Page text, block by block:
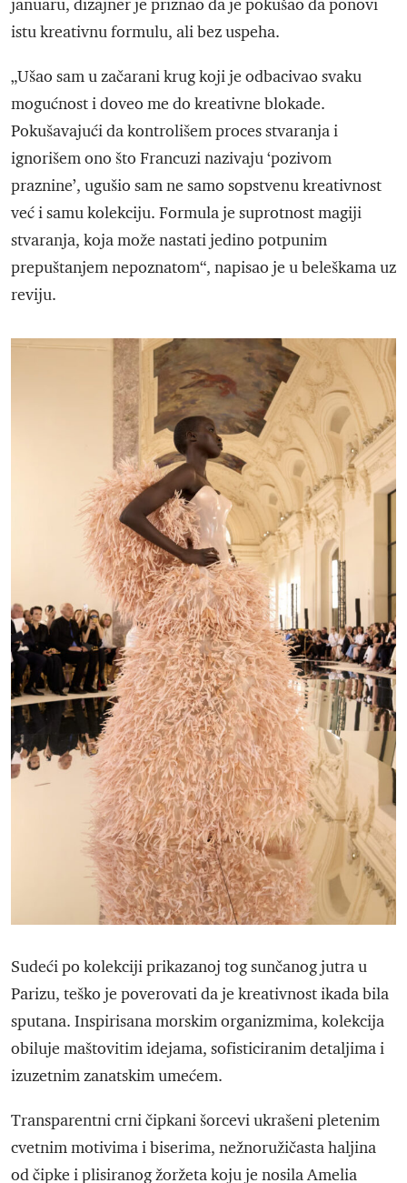
januaru, dizajner je priznao da je pokušao da ponovi
istu kreativnu formulu, ali bez uspeha.
„Ušao sam u začarani krug koji je odbacivao svaku
mogućnost i doveo me do kreativne blokade.
Pokušavajući da kontrolišem proces stvaranja i
ignorišem ono što Francuzi nazivaju ‘pozivom
praznine’, ugušio sam ne samo sopstvenu kreativnost
već i samu kolekciju. Formula je suprotnost magiji
stvaranja, koja može nastati jedino potpunim
prepuštanjem nepoznatom“, napisao je u beleškama uz
reviju.
Sudeći po kolekciji prikazanoj tog sunčanog jutra u
Parizu, teško je poverovati da je kreativnost ikada bila
sputana. Inspirisana morskim organizmima, kolekcija
obiluje maštovitim idejama, sofisticiranim detaljima i
izuzetnim zanatskim umećem.
Transparentni crni čipkani šorcevi ukrašeni pletenim
cvetnim motivima i biserima, nežnoružičasta haljina
od čipke i plisiranog žoržeta koju je nosila Amelia